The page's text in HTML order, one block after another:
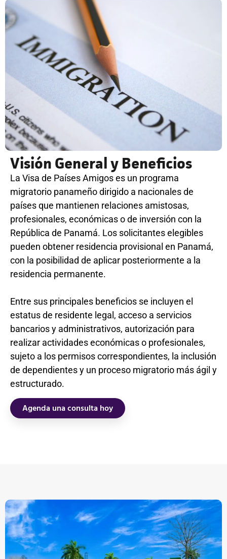
Visión General y Beneficios
La Visa de Países Amigos es un programa
migratorio panameño dirigido a nacionales de
países que mantienen relaciones amistosas,
profesionales, económicas o de inversión con la
República de Panamá. Los solicitantes elegibles
pueden obtener residencia provisional en Panamá,
con la posibilidad de aplicar posteriormente a la
residencia permanente.
Entre sus principales beneficios se incluyen el
estatus de residente legal, acceso a servicios
bancarios y administrativos, autorización para
realizar actividades económicas o profesionales,
sujeto a los permisos correspondientes, la inclusión
de dependientes y un proceso migratorio más ágil y
estructurado.
Agenda una consulta hoy